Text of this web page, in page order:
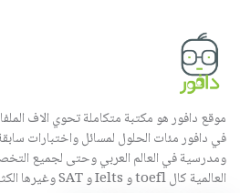
موقع دافور هو مكتبة متكاملة تحوي الاف
في دافور مئات الحلول لمسائل واختبارات
ومدرسية في العالم العربي وحتى لجميع
العالمية كال toefl و Ielts و SAT وغيرها الكثير.